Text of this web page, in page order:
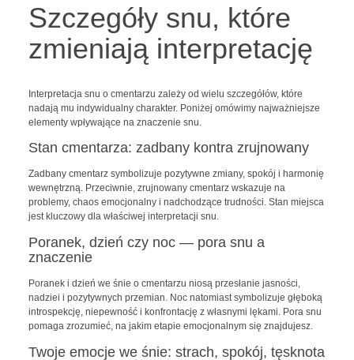
Szczegóły snu, które
zmieniają interpretację
Interpretacja snu o cmentarzu zależy od wielu szczegółów, które
nadają mu indywidualny charakter. Poniżej omówimy najważniejsze
elementy wpływające na znaczenie snu.
Stan cmentarza: zadbany kontra zrujnowany
Zadbany cmentarz symbolizuje pozytywne zmiany, spokój i harmonię
wewnętrzną. Przeciwnie, zrujnowany cmentarz wskazuje na
problemy, chaos emocjonalny i nadchodzące trudności. Stan miejsca
jest kluczowy dla właściwej interpretacji snu.
Poranek, dzień czy noc — pora snu a
znaczenie
Poranek i dzień we śnie o cmentarzu niosą przesłanie jasności,
nadziei i pozytywnych przemian. Noc natomiast symbolizuje głęboką
introspekcję, niepewność i konfrontację z własnymi lękami. Pora snu
pomaga zrozumieć, na jakim etapie emocjonalnym się znajdujesz.
Twoje emocje we śnie: strach, spokój, tęsknota